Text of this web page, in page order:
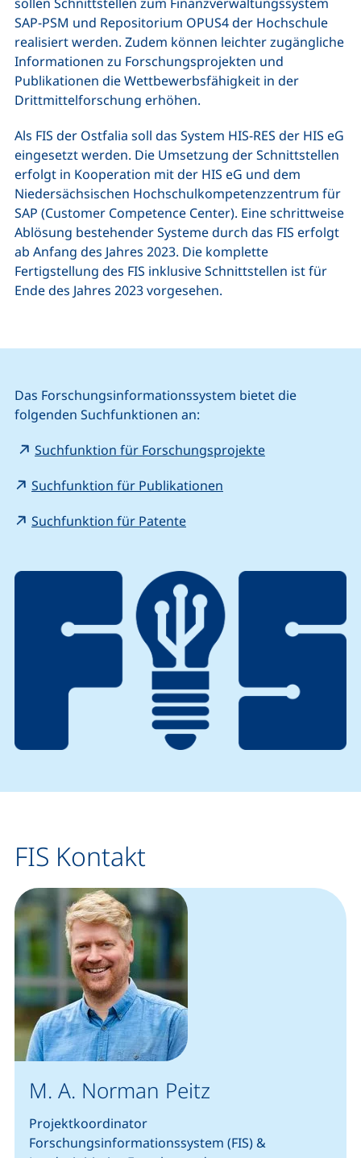
SAP-PSM und Repositorium OPUS4 der Hochschule
realisiert werden. Zudem können leichter zugängliche
Informationen zu Forschungsprojekten und
Publikationen die Wettbewerbsfähigkeit in der
Drittmittelforschung erhöhen.
Als FIS der Ostfalia soll das System HIS-RES der HIS eG
eingesetzt werden. Die Umsetzung der Schnittstellen
erfolgt in Kooperation mit der HIS eG und dem
Niedersächsischen Hochschulkompetenzzentrum für
SAP (Customer Competence Center). Eine schrittweise
Ablösung bestehender Systeme durch das FIS erfolgt
ab Anfang des Jahres 2023. Die komplette
Fertigstellung des FIS inklusive Schnittstellen ist für
Ende des Jahres 2023 vorgesehen.
Das Forschungsinformationssystem bietet die
folgenden Suchfunktionen an:
Suchfunktion für Forschungsprojekte(externer Link,
Suchfunktion für Publikationen
Suchfunktion für Patente(externer Link, öffnet neues
FIS Kontakt
M. A. Norman Peitz
Projektkoordinator
Forschungsinformationssystem (FIS) &